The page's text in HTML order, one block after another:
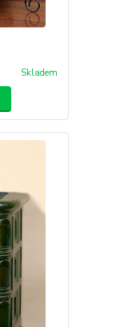
Skladem